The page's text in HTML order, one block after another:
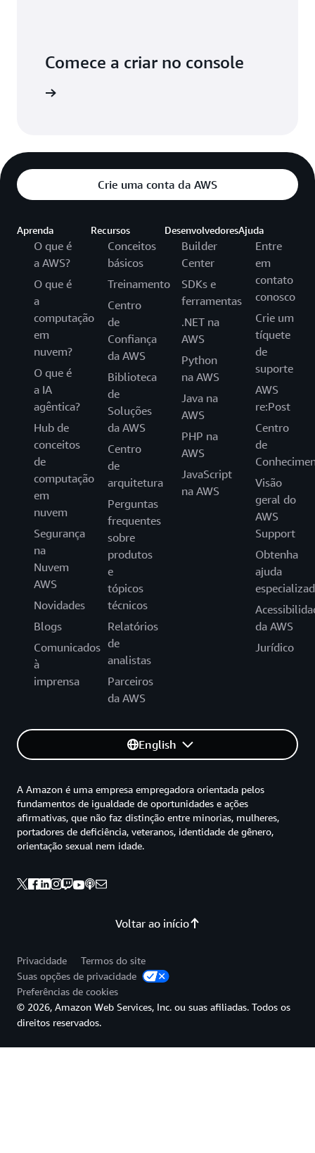
Comece a criar no console
Crie uma conta da AWS
Aprenda
O que é
a AWS?
O que é
a
computação
em
nuvem?
O que é
a IA
agêntica?
Hub de
conceitos
de
computação
em
nuvem
Segurança
na
Nuvem
AWS
Novidades
Blogs
Comunicados
à
imprensa
Recursos
Conceitos
básicos
Treinamento
Centro
de
Confiança
da AWS
Biblioteca
de
Soluções
da AWS
Centro
de
arquitetura
Perguntas
frequentes
sobre
produtos
e
tópicos
técnicos
Relatórios
de
analistas
Parceiros
da AWS
Desenvolvedores
Builder
Center
SDKs e
ferramentas
.NET na
AWS
Python
na AWS
Java na
AWS
PHP na
AWS
JavaScript
na AWS
Ajuda
Entre
em
contato
conosco
Crie um
tíquete
de
suporte
AWS
re:Post
Centro
de
Visão
geral do
AWS
Support
Obtenha
ajuda
da AWS
Jurídico
English
Voltar ao início
A Amazon é uma empresa empregadora orientada pelos
fundamentos de igualdade de oportunidades e ações
afirmativas, que não faz distinção entre minorias, mulheres,
portadores de deficiência, veteranos, identidade de gênero,
orientação sexual nem idade.
Privacidade
Termos do site
Suas opções de privacidade
Preferências de cookies
© 2026, Amazon Web Services, Inc. ou suas afiliadas. Todos os
direitos reservados.